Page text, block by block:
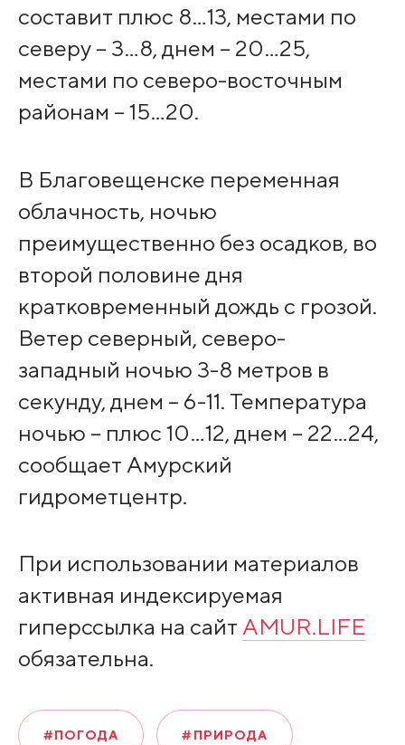
составит плюс 8…13, местами по
северу – 3…8, днем – 20…25,
местами по северо-восточным
районам – 15…20.
В Благовещенске переменная
облачность, ночью
преимущественно без осадков, во
второй половине дня
кратковременный дождь с грозой.
Ветер северный, северо-
западный ночью 3-8 метров в
секунду, днем – 6-11. Температура
ночью – плюс 10…12, днем – 22…24,
сообщает Амурский
гидрометцентр.
При использовании материалов
активная индексируемая
гиперссылка на сайт AMUR.LIFE
обязательна.
#ПОГОДА #ПРИРОДА